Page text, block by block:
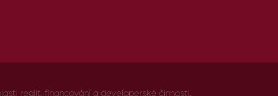
realit, financování a developerské činnosti.